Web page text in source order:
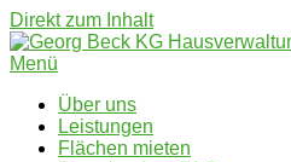
Direkt zum Inhalt
Menü
Über uns
Leistungen
Flächen mieten